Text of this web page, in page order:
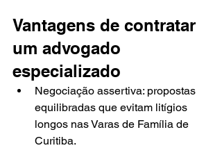
Vantagens de contratar
um advogado
especializado
Negociação assertiva: propostas
equilibradas que evitam litígios
longos nas Varas de Família de
Curitiba.